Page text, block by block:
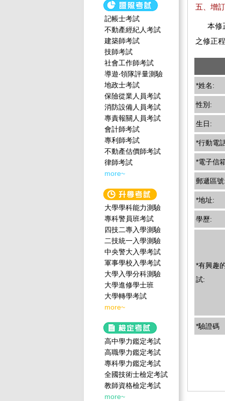
記帳士考試
不動產經紀人考試
建築師考試
技師考試
社會工作師‍考試
導遊‧領隊評量測驗
地政士考試
保險從業人員考試
消防設備人員考試
專責報關人員考試
會計師考試
專利師考試
不動產估價師考試
律師考試
more~
大學學科能力測驗
專科警員班考試
四技二專入學測驗
二技統一入學測驗
中央警大入學考試
軍事學校入學考試
大學入學分科測驗
大學進修學士班
大學轉學考試
more~
高中學力鑑定考試
高職學力鑑定考試
專科學力鑑定考試
全國技術士檢定考試
教師資格檢定考試
more~
五、增
本修
之修正
*姓名:
性別:
生日:
*行動電
*電子信
郵遞區
*地址:
學歷:
*有興趣
試:
*驗證碼